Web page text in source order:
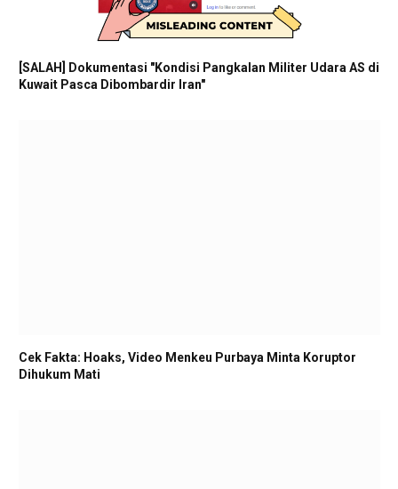
[SALAH] Dokumentasi "Kondisi Pangkalan Militer Udara AS di
Kuwait Pasca Dibombardir Iran"
Cek Fakta: Hoaks, Video Menkeu Purbaya Minta Koruptor
Dihukum Mati